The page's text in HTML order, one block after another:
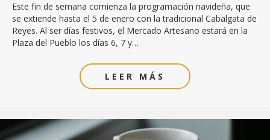
Este fin de semana comienza la programación navideña, que
se extiende hasta el 5 de enero con la tradicional Cabalgata de
Reyes. Al ser días festivos, el Mercado Artesano estará en la
Plaza del Pueblo los días 6, 7 y…
LEER MÁS